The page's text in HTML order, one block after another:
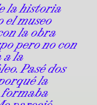
la historia
el museo
la obra
pero no con
a la
Pasé dos
la